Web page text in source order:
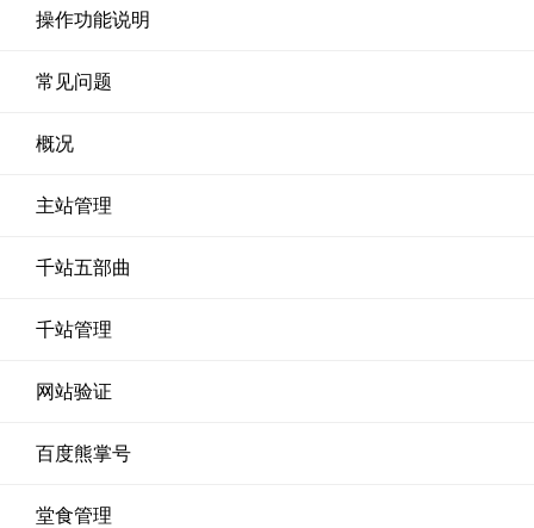
操作功能说明
常见问题
概况
主站管理
千站五部曲
千站管理
网站验证
百度熊掌号
堂食管理